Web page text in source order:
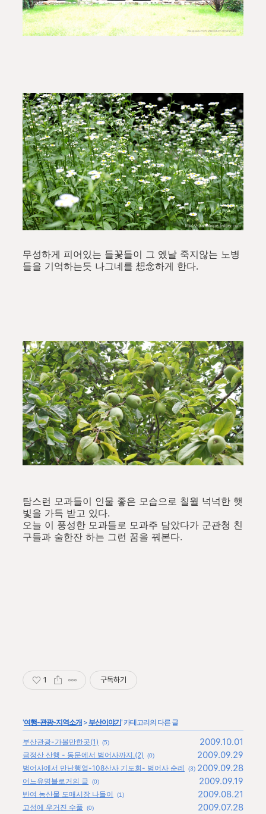
무성하게 피어있는 들꽃들이 그 엤날 죽지않는 노병
들을 기억하는듯 나그네를 想念하게 한다.
탐스런 모과들이 인물 좋은 모습으로 칠월 넉넉한 햇
빛을 가득 받고 있다.
오늘 이 풍성한 모과들로 모과주 담았다가 군관청 친
구들과 술한잔 하는 그런 꿈을 꿔본다.
1 구독하기
'여행-관광-지역소개 > 부산이야기' 카테고리의 다른 글
부산관광-가볼만한곳(1) (5) 2009.10.01
금정산 산행 - 동문에서 범어사까지.(2) (0) 2009.09.29
범어사에서 만난행열-108산사 기도회- 범어사 순례 (3) 2009.09.28
어느유명블로거의 글 (0) 2009.09.19
반여 농산물 도매시장 나들이 (1) 2009.08.21
고성에 우거진 수풀 (0) 2009.07.28